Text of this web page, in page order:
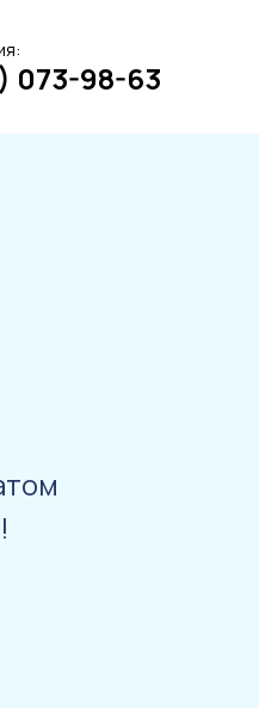
073-98-63